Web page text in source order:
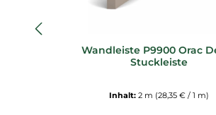
Wandleiste P9900 Orac
Stuckleiste
Inhalt: 2 m (28,35 € / 1 m)